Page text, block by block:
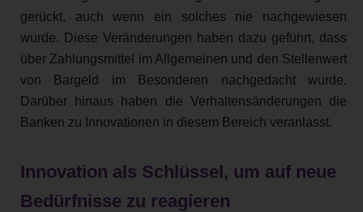
gerückt, auch wenn ein solches nie nachgewiesen
wurde. Diese Veränderungen haben dazu geführt, dass
über Zahlungsmittel im Allgemeinen und den Stellenwert
von Bargeld im Besonderen nachgedacht wurde.
Darüber hinaus haben die Verhaltensänderungen die
Banken zu Innovationen in diesem Bereich veranlasst.
Innovation als Schlüssel, um auf neue
Bedürfnisse zu reagieren